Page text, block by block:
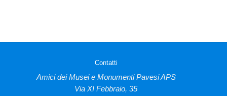
Contatti
Amici dei Musei e Monumenti Pavesi APS
Via XI Febbraio, 35